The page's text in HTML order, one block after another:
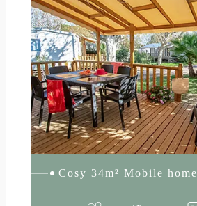
Cosy 34m² Mobile home
Cosy
34m²
Mobile
home